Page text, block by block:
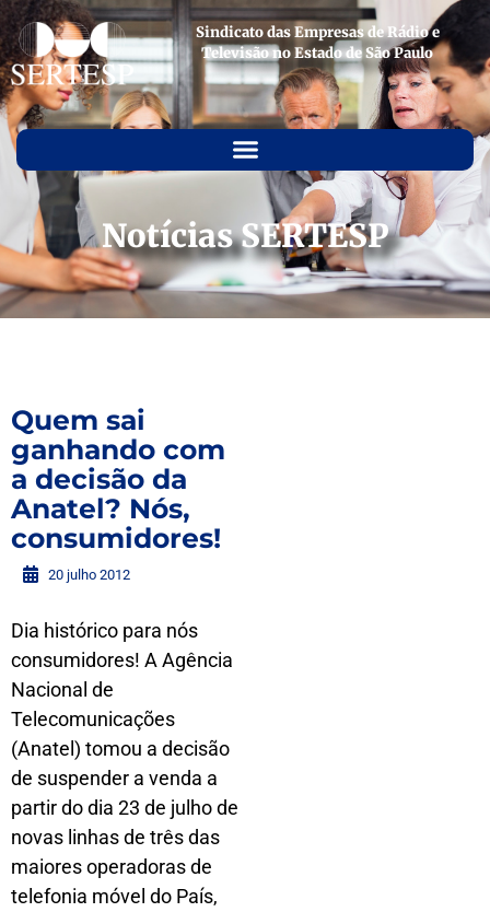
Sindicato das Empresas de Rádio e
Televisão no Estado de São Paulo
Notícias SERTESP
Quem sai
ganhando com
a decisão da
Anatel? Nós,
consumidores!
20 julho 2012
Dia histórico para nós
consumidores! A Agência
Nacional de
Telecomunicações
(Anatel) tomou a decisão
de suspender a venda a
partir do dia 23 de julho de
novas linhas de três das
maiores operadoras de
telefonia móvel do País,